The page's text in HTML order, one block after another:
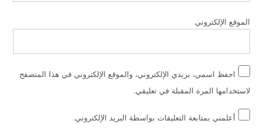
الموقع الإلكتروني
احفظ اسمي، بريدي الإلكتروني، والموقع الإلكتروني في هذا المتصفح
لاستخدامها المرة المقبلة في تعليقي.
أعلمني بمتابعة التعليقات بواسطة البريد الإلكتروني.